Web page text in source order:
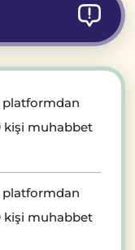
platformdan
kişi muhabbet
platformdan
kişi muhabbet